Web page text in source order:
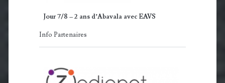
Jour 7/8 – 2 ans d’Abavala avec EAVS
Info Partenaires